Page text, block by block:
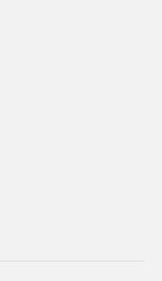
нескольких
и используемых